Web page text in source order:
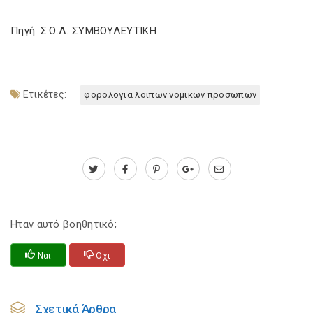
Πηγή: Σ.Ο.Λ. ΣΥΜΒΟΥΛΕΥΤΙΚΗ
Ετικέτες: φορολογια λοιπων νομικων προσωπων
Ηταν αυτό βοηθητικό;
Ναι Οχι
Σχετικά Άρθρα